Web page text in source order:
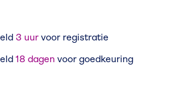
3 uur voor registratie
18 dagen voor goedkeuring